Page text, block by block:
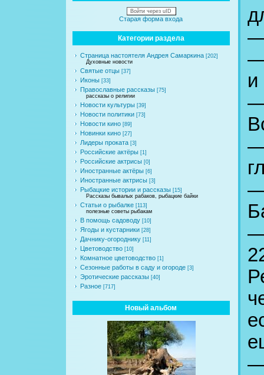
Войти через uID
Старая форма входа
Категории раздела
Страница настоятеля Андрея Самаркина [202]
Духовные новости
Святые отцы [37]
Иконы [33]
Православные рассказы [75]
рассказы о религии
Новости культуры [39]
Новости политики [73]
Новости кино [89]
Новинки кино [27]
Лидеры проката [3]
Российские актёры [1]
Российские актрисы [0]
Иностранные актёры [6]
Иностранные актрисы [3]
Рыбацкие истории и рассказы [15]
Рассказы бывалых рабаков, рыбацкие байки
Статьи о рыбалке [113]
полезные советы рыбакам
В помощь садоводу [10]
Ягоды и кустарники [28]
Дачнику-огороднику [11]
Цветоводство [10]
Комнатное цветоводство [1]
Сезонные работы в саду и огороде [3]
Эротические рассказы [40]
Разное [717]
Новый альбом
—
—
и
—
—
—
—
—